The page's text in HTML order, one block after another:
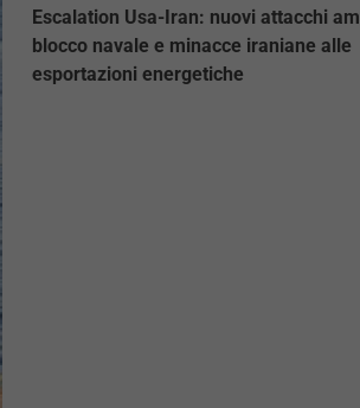
Escalation Usa-Iran: nuovi attacchi
blocco navale e minacce iraniane alle
esportazioni energetiche